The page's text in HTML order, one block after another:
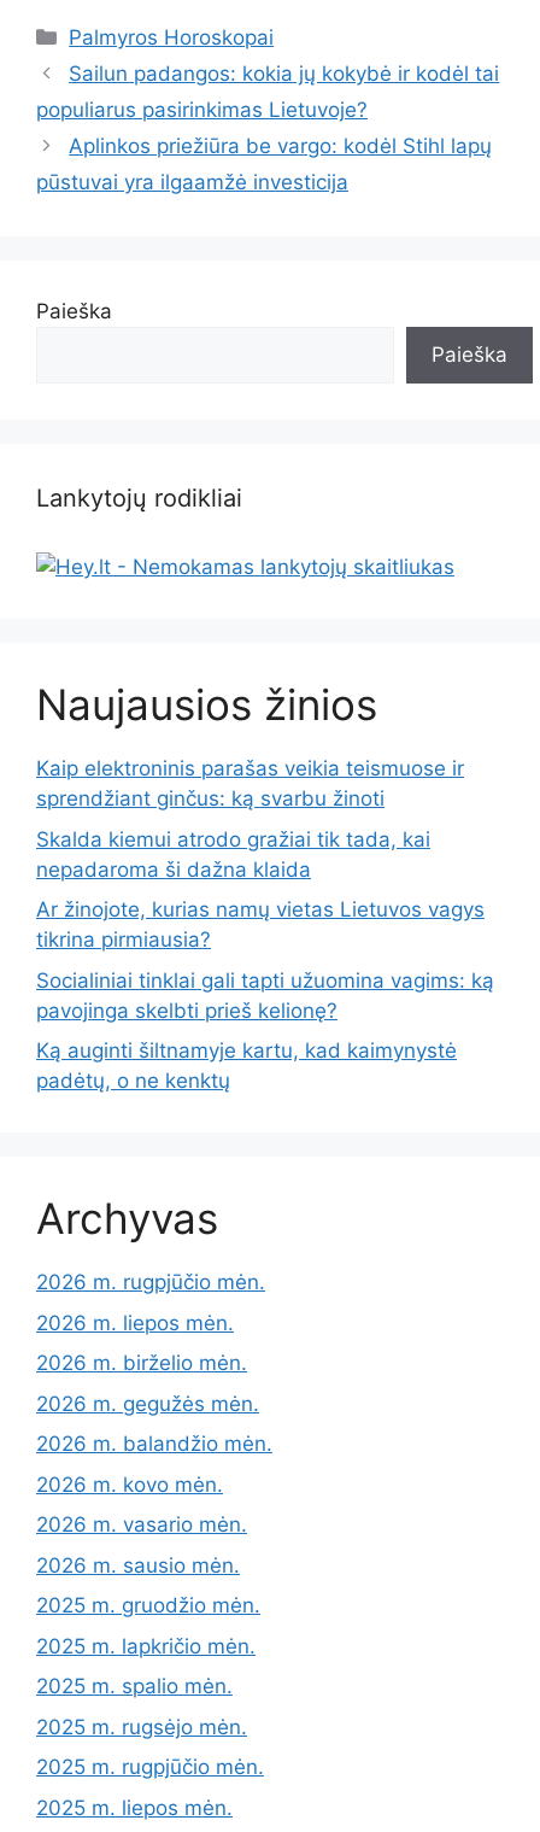
Kategorijos
Palmyros Horoskopai
Sailun padangos: kokia jų kokybė ir kodėl tai
populiarus pasirinkimas Lietuvoje?
Aplinkos priežiūra be vargo: kodėl Stihl lapų
pūstuvai yra ilgaamžė investicija
Paieška
Paieška
Lankytojų rodikliai
Naujausios žinios
Kaip elektroninis parašas veikia teismuose ir
sprendžiant ginčus: ką svarbu žinoti
Skalda kiemui atrodo gražiai tik tada, kai
nepadaroma ši dažna klaida
Ar žinojote, kurias namų vietas Lietuvos vagys
tikrina pirmiausia?
Socialiniai tinklai gali tapti užuomina vagims: ką
pavojinga skelbti prieš kelionę?
Ką auginti šiltnamyje kartu, kad kaimynystė
padėtų, o ne kenktų
Archyvas
2026 m. rugpjūčio mėn.
2026 m. liepos mėn.
2026 m. birželio mėn.
2026 m. gegužės mėn.
2026 m. balandžio mėn.
2026 m. kovo mėn.
2026 m. vasario mėn.
2026 m. sausio mėn.
2025 m. gruodžio mėn.
2025 m. lapkričio mėn.
2025 m. spalio mėn.
2025 m. rugsėjo mėn.
2025 m. rugpjūčio mėn.
2025 m. liepos mėn.